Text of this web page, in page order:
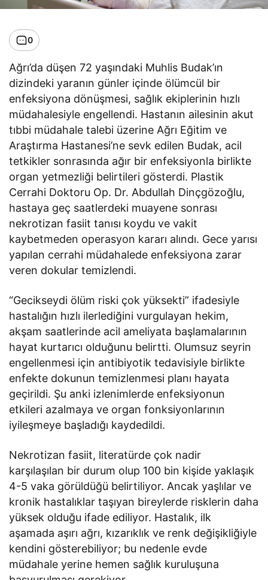
0
Ağrı’da düşen 72 yaşındaki Muhlis Budak’ın
dizindeki yaranın günler içinde ölümcül bir
enfeksiyona dönüşmesi, sağlık ekiplerinin hızlı
müdahalesiyle engellendi. Hastanın ailesinin akut
tıbbi müdahale talebi üzerine Ağrı Eğitim ve
Araştırma Hastanesi’ne sevk edilen Budak, acil
tetkikler sonrasında ağır bir enfeksiyonla birlikte
organ yetmezliği belirtileri gösterdi. Plastik
Cerrahi Doktoru Op. Dr. Abdullah Dinçgözoğlu,
hastaya geç saatlerdeki muayene sonrası
nekrotizan fasiit tanısı koydu ve vakit
kaybetmeden operasyon kararı alındı. Gece yarısı
yapılan cerrahi müdahalede enfeksiyona zarar
veren dokular temizlendi.
“Gecikseydi ölüm riski çok yüksekti” ifadesiyle
hastalığın hızlı ilerlediğini vurgulayan hekim,
akşam saatlerinde acil ameliyata başlamalarının
hayat kurtarıcı olduğunu belirtti. Olumsuz seyrin
engellenmesi için antibiyotik tedavisiyle birlikte
enfekte dokunun temizlenmesi planı hayata
geçirildi. Şu anki izlenimlerde enfeksiyonun
etkileri azalmaya ve organ fonksiyonlarının
iyileşmeye başladığı kaydedildi.
Nekrotizan fasiit, literatürde çok nadir
karşılaşılan bir durum olup 100 bin kişide yaklaşık
4-5 vaka görüldüğü belirtiliyor. Ancak yaşlılar ve
kronik hastalıklar taşıyan bireylerde risklerin daha
yüksek olduğu ifade ediliyor. Hastalık, ilk
aşamada aşırı ağrı, kızarıklık ve renk değişikliğiyle
kendini gösterebiliyor; bu nedenle evde
müdahale yerine hemen sağlık kuruluşuna